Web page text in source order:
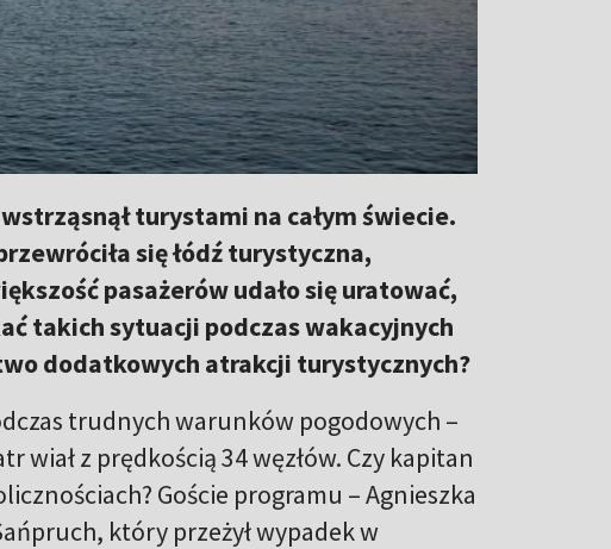
turystami na całym świecie.
się łódź turystyczna,
pasażerów udało się uratować,
takich sytuacji podczas wakacyjnych
dodatkowych atrakcji turystycznych?
trudnych warunków pogodowych –
wiał z prędkością 34 węzłów. Czy kapitan
Goście programu – Agnieszka
który przeżył wypadek w